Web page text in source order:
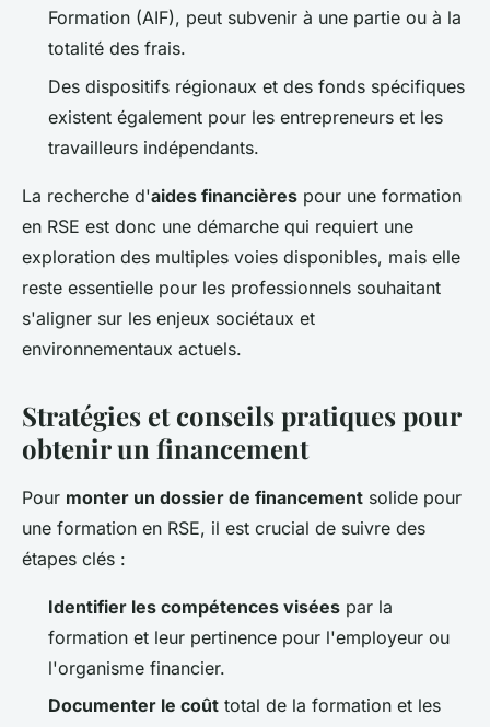
Formation (AIF), peut subvenir à une partie ou à la
totalité des frais.
Des dispositifs régionaux et des fonds spécifiques
existent également pour les entrepreneurs et les
travailleurs indépendants.
La recherche d'aides financières pour une formation
en RSE est donc une démarche qui requiert une
exploration des multiples voies disponibles, mais elle
reste essentielle pour les professionnels souhaitant
s'aligner sur les enjeux sociétaux et
environnementaux actuels.
Stratégies et conseils pratiques pour
obtenir un financement
Pour monter un dossier de financement solide pour
une formation en RSE, il est crucial de suivre des
étapes clés :
Identifier les compétences visées par la
formation et leur pertinence pour l'employeur ou
l'organisme financier.
Documenter le coût total de la formation et les